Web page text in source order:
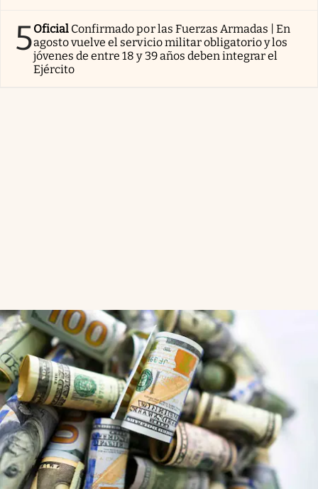
5Oficial Confirmado por las Fuerzas Armadas | En
agosto vuelve el servicio militar obligatorio y los
jóvenes de entre 18 y 39 años deben integrar el
Ejército